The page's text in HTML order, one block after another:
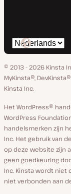
Selecteer
taal
© 2013 - 2026 Kinsta
MyKinsta®,
Kinsta Inc.
Het WordPress®
WordPress
handelsmerken zijn
Inc. Het gebruik van
op deze website zijn
geen goedkeuring
Inc. Kinsta wordt niet
niet verbonden aan